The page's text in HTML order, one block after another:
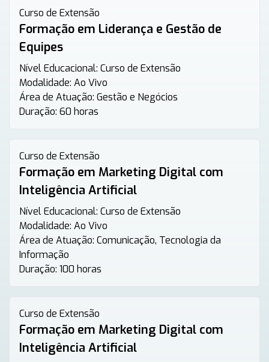
Curso de Extensão
Formação em Liderança e Gestão de
Equipes
Nível Educacional: Curso de Extensão
Modalidade: Ao Vivo
Área de Atuação: Gestão e Negócios
Duração: 60 horas
Curso de Extensão
Formação em Marketing Digital com
Inteligência Artificial
Nível Educacional: Curso de Extensão
Modalidade: Ao Vivo
Área de Atuação: Comunicação, Tecnologia da
Informação
Duração: 100 horas
Curso de Extensão
Formação em Marketing Digital com
Inteligência Artificial